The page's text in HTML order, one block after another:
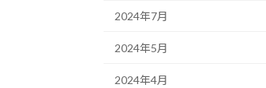
2024年7月
2024年5月
2024年4月